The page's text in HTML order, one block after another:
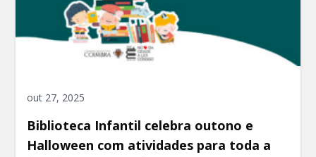
out 27, 2025
Biblioteca Infantil celebra outono e
Halloween com atividades para toda a